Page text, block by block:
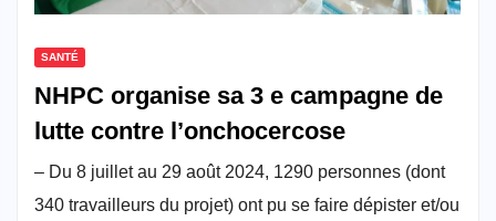
SANTÉ
NHPC organise sa 3 e campagne de
lutte contre l’onchocercose
– Du 8 juillet au 29 août 2024, 1290 personnes (dont
340 travailleurs du projet) ont pu se faire dépister et/ou